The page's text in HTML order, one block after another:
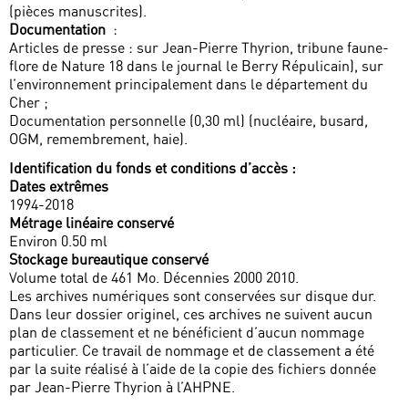
(pièces manuscrites).
Documentation :
Articles de presse : sur Jean-Pierre Thyrion, tribune faune-
flore de Nature 18 dans le journal le Berry Répulicain), sur
l’environnement principalement dans le département du
Cher ;
Documentation personnelle (0,30 ml) (nucléaire, busard,
OGM, remembrement, haie).
Identification du fonds et conditions d’accès :
Dates extrêmes
1994-2018
Métrage linéaire conservé
Environ 0.50 ml
Stockage bureautique conservé
Volume total de 461 Mo. Décennies 2000 2010.
Les archives numériques sont conservées sur disque dur.
Dans leur dossier originel, ces archives ne suivent aucun
plan de classement et ne bénéficient d’aucun nommage
particulier. Ce travail de nommage et de classement a été
par la suite réalisé à l’aide de la copie des fichiers donnée
par Jean-Pierre Thyrion à l’AHPNE.